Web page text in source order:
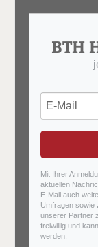
BTH
Mit Ihrer
aktuellen
E-Mail auch
Umfragen sowie
unserer Partner
freiwillig und
werden.